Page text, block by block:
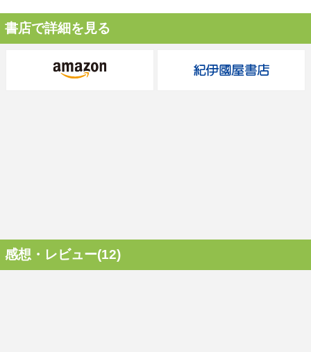
書店で詳細を見る
感想・レビュー(12)